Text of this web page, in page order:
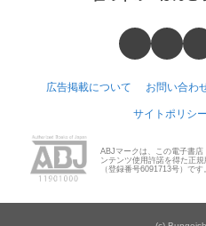
広告掲載について お問い合わ
サイトポリシー
ABJマークは、この電子書
ンテンツ使用許諾を得た正
（登録番号6091713号）です。